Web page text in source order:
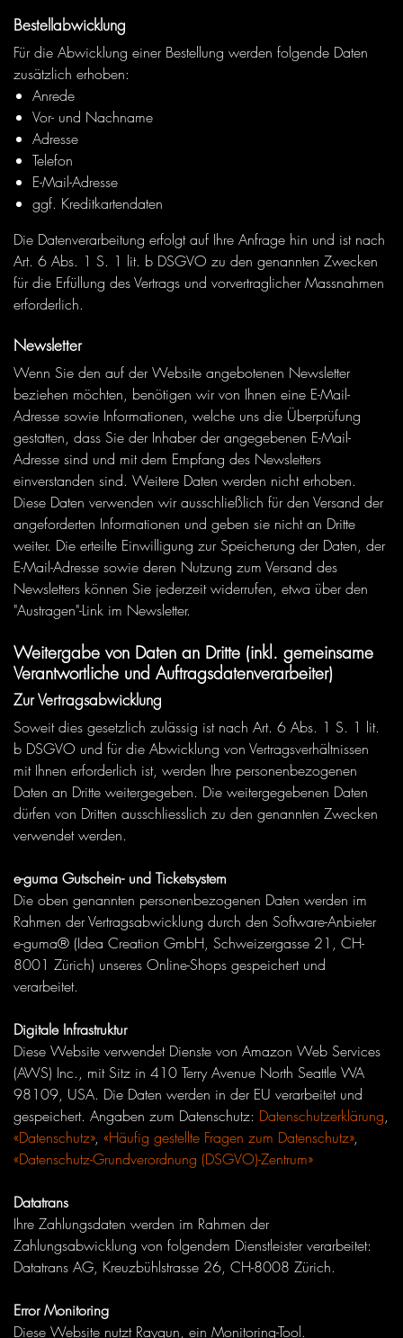
Bestellabwicklung
Für die Abwicklung einer Bestellung werden folgende Daten
zusätzlich erhoben:
Anrede
Vor- und Nachname
Adresse
Telefon
E-Mail-Adresse
ggf. Kreditkartendaten
Die Datenverarbeitung erfolgt auf Ihre Anfrage hin und ist nach
Art. 6 Abs. 1 S. 1 lit. b DSGVO zu den genannten Zwecken
für die Erfüllung des Vertrags und vorvertraglicher Massnahmen
erforderlich.
Newsletter
Wenn Sie den auf der Website angebotenen Newsletter
beziehen möchten, benötigen wir von Ihnen eine E-Mail-
Adresse sowie Informationen, welche uns die Überprüfung
gestatten, dass Sie der Inhaber der angegebenen E-Mail-
Adresse sind und mit dem Empfang des Newsletters
einverstanden sind. Weitere Daten werden nicht erhoben.
Diese Daten verwenden wir ausschließlich für den Versand der
angeforderten Informationen und geben sie nicht an Dritte
weiter. Die erteilte Einwilligung zur Speicherung der Daten, der
E-Mail-Adresse sowie deren Nutzung zum Versand des
Newsletters können Sie jederzeit widerrufen, etwa über den
"Austragen"-Link im Newsletter.
Weitergabe von Daten an Dritte (inkl. gemeinsame
Verantwortliche und Auftragsdatenverarbeiter)
Zur Vertragsabwicklung
Soweit dies gesetzlich zulässig ist nach Art. 6 Abs. 1 S. 1 lit.
b DSGVO und für die Abwicklung von Vertragsverhältnissen
mit Ihnen erforderlich ist, werden Ihre personenbezogenen
Daten an Dritte weitergegeben. Die weitergegebenen Daten
dürfen von Dritten ausschliesslich zu den genannten Zwecken
verwendet werden.
e-guma Gutschein- und Ticketsystem
Die oben genannten personenbezogenen Daten werden im
Rahmen der Vertragsabwicklung durch den Software-Anbieter
e-guma® (Idea Creation GmbH, Schweizergasse 21, CH-
8001 Zürich) unseres Online-Shops gespeichert und
verarbeitet.
Digitale Infrastruktur
Diese Website verwendet Dienste von Amazon Web Services
(AWS) Inc., mit Sitz in 410 Terry Avenue North Seattle WA
98109, USA. Die Daten werden in der EU verarbeitet und
gespeichert. Angaben zum Datenschutz: Datenschutzerklärung,
«Datenschutz», «Häufig gestellte Fragen zum Datenschutz»,
«Datenschutz-Grundverordnung (DSGVO)-Zentrum»
Datatrans
Ihre Zahlungsdaten werden im Rahmen der
Zahlungsabwicklung von folgendem Dienstleister verarbeitet:
Datatrans AG, Kreuzbühlstrasse 26, CH-8008 Zürich.
Error Monitoring
Diese Website nutzt Raygun, ein Monitoring-Tool.